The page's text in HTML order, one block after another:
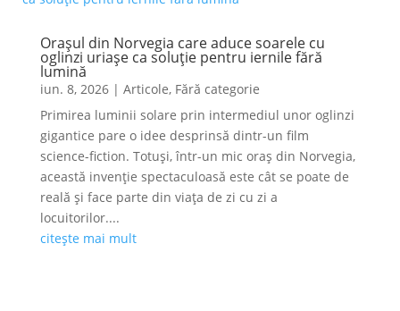
Orașul din Norvegia care aduce soarele cu
oglinzi uriașe ca soluție pentru iernile fără
lumină
iun. 8, 2026| Articole, Fără categorie
Primirea luminii solare prin intermediul unor oglinzi
gigantice pare o idee desprinsă dintr-un film
science-fiction. Totuși, într-un mic oraș din Norvegia,
această invenție spectaculoasă este cât se poate de
reală și face parte din viața de zi cu zi a
locuitorilor....
citește mai mult